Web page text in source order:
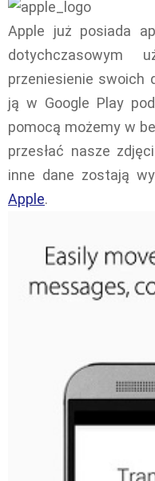
Apple już posiada
dotychczasowym
przeniesienie swoich
ją w Google Play
pomocą możemy w
przesłać nasze
inne dane zostają
Apple.